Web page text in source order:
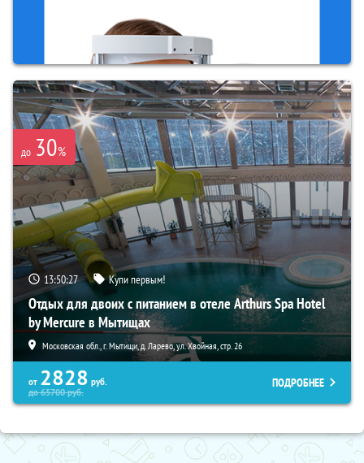
до 30%
13:50:26 Купи первым!
Отдых для двоих с питанием в отеле Arthurs Spa Hotel
by Mercure в Мытищах
Московская обл., г. Мытищи, д. Ларево, ул. Хвойная, стр. 26
от 2828 руб.
до65700руб.
ПОДРОБНЕЕ